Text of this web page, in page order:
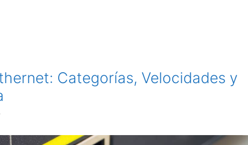
Categorías, Velocidades y